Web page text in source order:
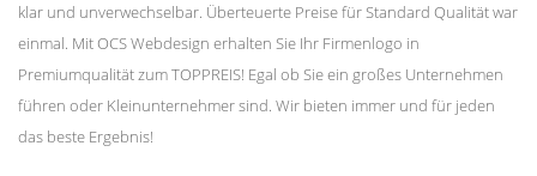
klar und unverwechselbar. Überteuerte Preise für Standard Qualität war
einmal. Mit OCS Webdesign erhalten Sie Ihr Firmenlogo in
Premiumqualität zum TOPPREIS! Egal ob Sie ein großes Unternehmen
führen oder Kleinunternehmer sind. Wir bieten immer und für jeden
das beste Ergebnis!